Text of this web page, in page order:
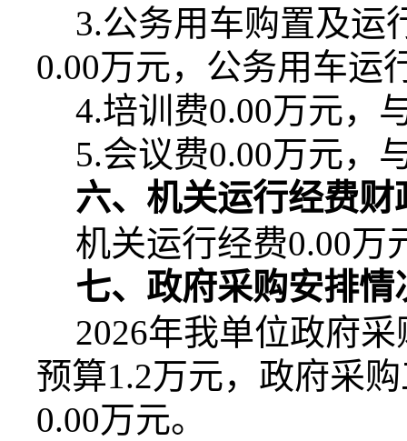
3.公务用车购置及运
0.00万元，公务用车运
4.培训费0.00万元，
5.会议费0.00万元，
六、机关运行经费财
机关运行经费0.00万
七、政府采购安排情
2026年我单位政府
预算1.2万元，政府采
0.00万元。